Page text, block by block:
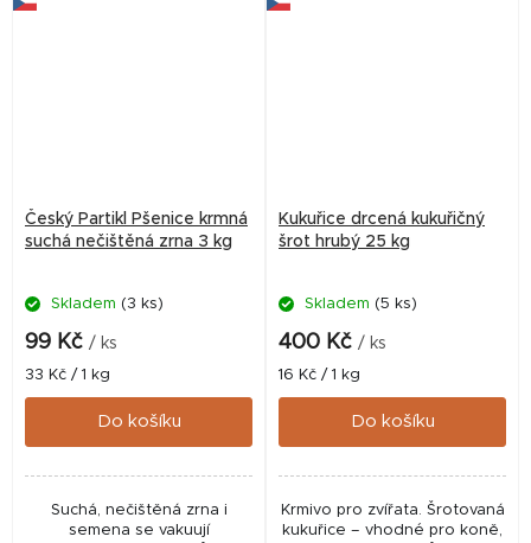
Český Partikl Pšenice krmná
suchá nečištěná zrna 3 kg
Skladem (3 ks)
99 Kč / ks
Měrná
cena:
33 Kč / 1 kg
Do košíku
Suchá, nečištěná zrna i
semena se vakuují
Kukuřice drcená kukuřičný
šrot hrubý 25 kg
Skladem (5 ks)
400 Kč / ks
Měrná
cena:
16 Kč / 1 kg
Do košíku
Krmivo pro zvířata. Šrotovaná
kukuřice – vhodné pro koně,